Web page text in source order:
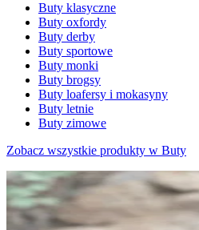
Buty klasyczne
Buty oxfordy
Buty derby
Buty sportowe
Buty monki
Buty brogsy
Buty loafersy i mokasyny
Buty letnie
Buty zimowe
Zobacz wszystkie produkty w Buty